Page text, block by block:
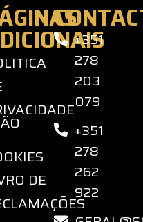
DE
+351
278
203
079
+351
278
262
922